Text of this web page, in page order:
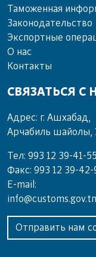
Таможенная
Законодательство
Экспортные
О нас
Контакты
СВЯЗАТЬСЯ С
Адрес: г. Ашхабад,
Арчабиль шайолы,
Тел: 993 12 39-41-55
Факс: 993 12 39-42-
E-mail:
Отправить нам